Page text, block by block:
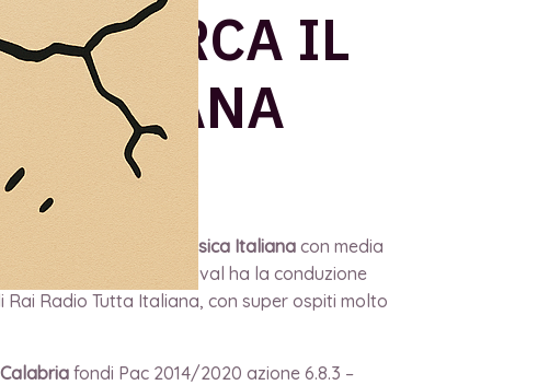
SBARCA IL
ITALIANA
Festival della Nuova Musica Italiana con media
in tutto il mondo. Il festival ha la conduzione
Rai Radio Tutta Italiana, con super ospiti molto
fondi Pac 2014/2020 azione 6.8.3 –